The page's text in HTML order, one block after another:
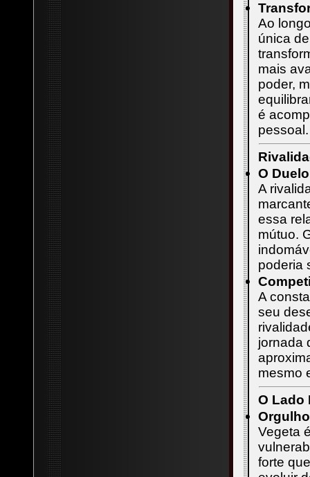
Ao
única
mais
poder,
é
pessoal.
O
A
essa
mútuo.
poderia
A
seu
jornada
mesmo
O Lado
Vegeta
forte